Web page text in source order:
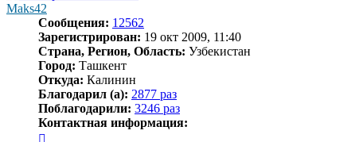
Maks42
Сообщения: 12562
Зарегистрирован: 19 окт 2009, 11:40
Страна, Регион, Область: Узбекистан
Город: Ташкент
Откуда: Калинин
Благодарил (а): 2877 раз
Поблагодарили: 3246 раз
Контактная информация: